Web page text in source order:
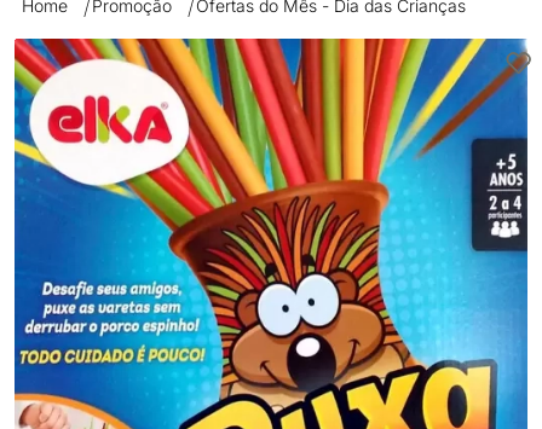
Home Promoção Ofertas do Mês - Dia das Crianças